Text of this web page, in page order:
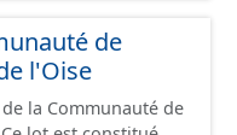
standard CNIG Sites
la référence aux
aux SCI.
de
l'Oise
la Communauté de